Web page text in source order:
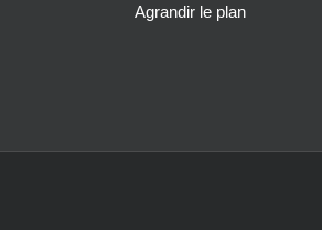
Agrandir le plan